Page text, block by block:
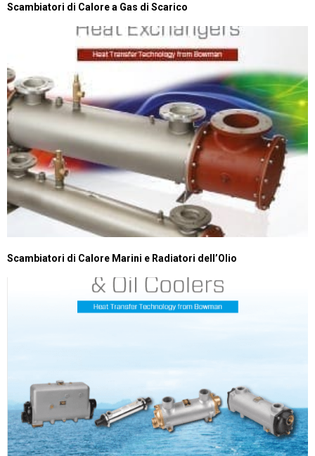
Scambiatori di Calore a Gas di Scarico
Scambiatori di Calore Marini e Radiatori dell’Olio